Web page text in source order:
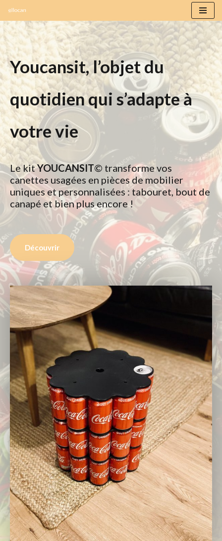
Aller
au
contenu
Youcansit, l’objet du
quotidien qui s’adapte à
votre vie
Le kitYOUCANSIT© transforme vos
canettes usagées en pièces de mobilier
uniques et personnalisées : tabouret, bout de
canapé et bien plus encore !
Découvrir